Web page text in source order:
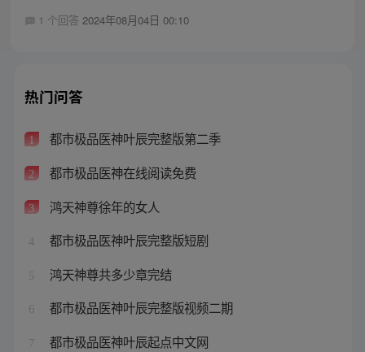
1 个回答 2024年08月04日 00:10
热门问答
1 都市极品医神叶辰完整版第二季
2 都市极品医神在线阅读免费
3 鸿天神尊徐年的女人
4 都市极品医神叶辰完整版短剧
5 鸿天神尊共多少章完结
6 都市极品医神叶辰完整版视频二期
7 都市极品医神叶辰起点中文网